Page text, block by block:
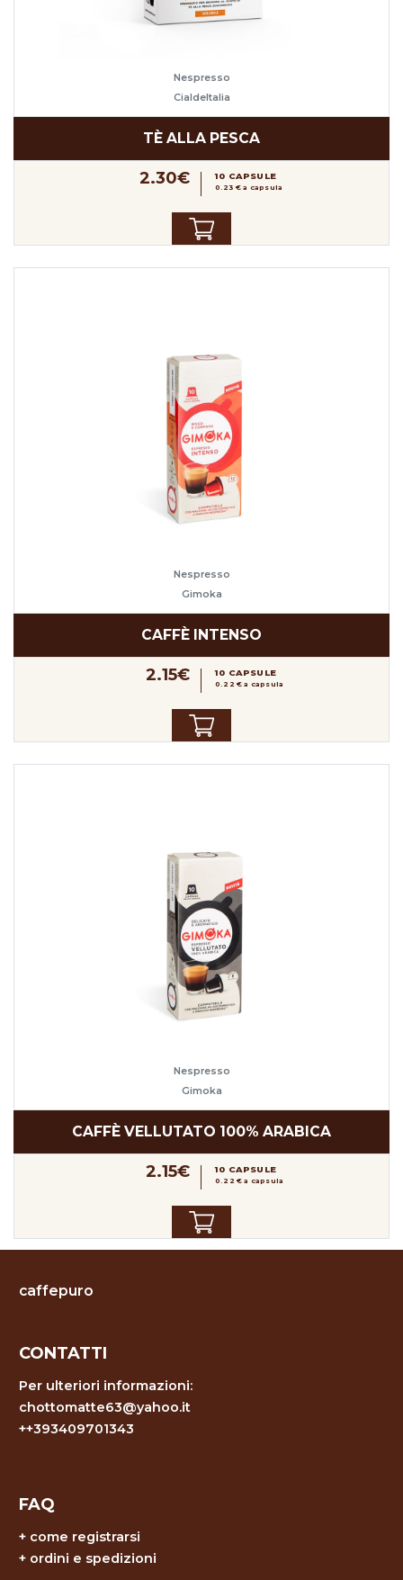
Nespresso
CialdeItalia
TÈ ALLA PESCA
2.30€ 10 CAPSULE
0.23 € a capsula
Nespresso
Gimoka
CAFFÈ INTENSO
2.15€ 10 CAPSULE
0.22 € a capsula
Nespresso
Gimoka
CAFFÈ VELLUTATO 100% ARABICA
2.15€ 10 CAPSULE
0.22 € a capsula
caffepuro
CONTATTI
Per ulteriori informazioni:
chottomatte63@yahoo.it
++393409701343
FAQ
+ come registrarsi
+ ordini e spedizioni